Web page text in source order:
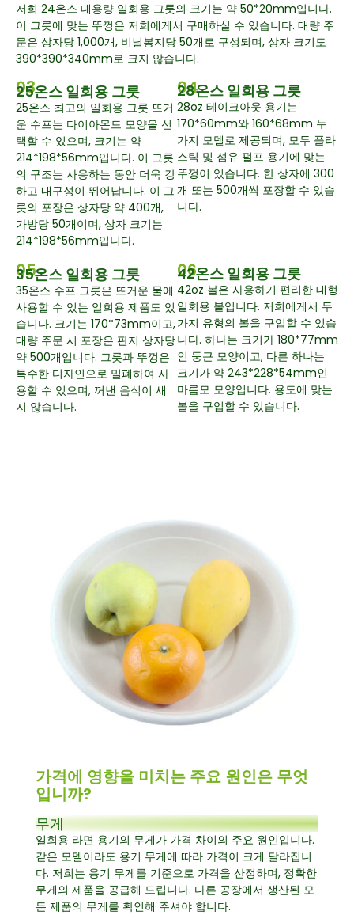
저희 24온스 대용량 일회용 그릇의 크기는 약 50*20mm입니다.
이 그릇에 맞는 뚜껑은 저희에게서 구매하실 수 있습니다. 대량 주
문은 상자당 1,000개, 비닐봉지당 50개로 구성되며, 상자 크기도
390*390*340mm로 크지 않습니다.
03
25온스 일회용 그릇
25온스 최고의 일회용 그릇 뜨거
운 수프는 다이아몬드 모양을 선
택할 수 있으며, 크기는 약
214*198*56mm입니다. 이 그릇
의 구조는 사용하는 동안 더욱 강
하고 내구성이 뛰어납니다. 이 그
릇의 포장은 상자당 약 400개,
가방당 50개이며, 상자 크기는
214*198*56mm입니다.
04
28온스 일회용 그릇
28oz 테이크아웃 용기는
170*60mm와 160*68mm 두
가지 모델로 제공되며, 모두 플라
스틱 및 섬유 펄프 용기에 맞는
뚜껑이 있습니다. 한 상자에 300
개 또는 500개씩 포장할 수 있습
니다.
05
35온스 일회용 그릇
35온스 수프 그릇은 뜨거운 물에
사용할 수 있는 일회용 제품도 있
습니다. 크기는 170*73mm이고,
대량 주문 시 포장은 판지 상자당
약 500개입니다. 그릇과 뚜껑은
특수한 디자인으로 밀폐하여 사
용할 수 있으며, 꺼낸 음식이 새
지 않습니다.
06
42온스 일회용 그릇
42oz 볼은 사용하기 편리한 대형
일회용 볼입니다. 저희에게서 두
가지 유형의 볼을 구입할 수 있습
니다. 하나는 크기가 180*77mm
인 둥근 모양이고, 다른 하나는
크기가 약 243*228*54mm인
마름모 모양입니다. 용도에 맞는
볼을 구입할 수 있습니다.
가격에 영향을 미치는 주요 원인은 무엇
입니까?
무게
일회용 라면 용기의 무게가 가격 차이의 주요 원인입니다.
같은 모델이라도 용기 무게에 따라 가격이 크게 달라집니
다. 저희는 용기 무게를 기준으로 가격을 산정하며, 정확한
무게의 제품을 공급해 드립니다. 다른 공장에서 생산된 모
든 제품의 무게를 확인해 주셔야 합니다.